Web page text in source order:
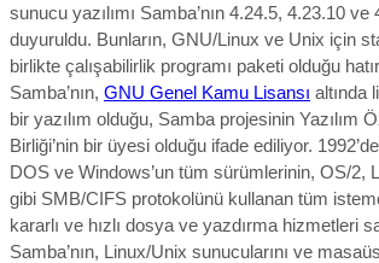
sunucu yazılımı Samba’nın 4.24.5, 4.23.10
duyuruldu. Bunların, GNU/Linux ve Unix için
birlikte çalışabilirlik programı paketi olduğu
Samba’nın, GNU Genel Kamu Lisansı altında
bir yazılım olduğu, Samba projesinin Yazılım
Birliği’nin bir üyesi olduğu ifade ediliyor.
DOS ve Windows’un tüm sürümlerinin, OS/2,
gibi SMB/CIFS protokolünü kullanan tüm
kararlı ve hızlı dosya ve yazdırma hizmetleri
Samba’nın, Linux/Unix sunucularını ve